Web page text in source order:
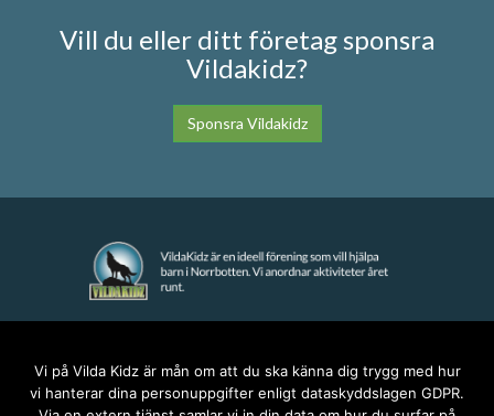
Vill du eller ditt företag sponsra
Vildakidz?
Sponsra Vildakidz
anna@vildakidz.se
Vi på Vilda Kidz är mån om att du ska känna dig trygg med hur
vi hanterar dina personuppgifter enligt dataskyddslagen GDPR.